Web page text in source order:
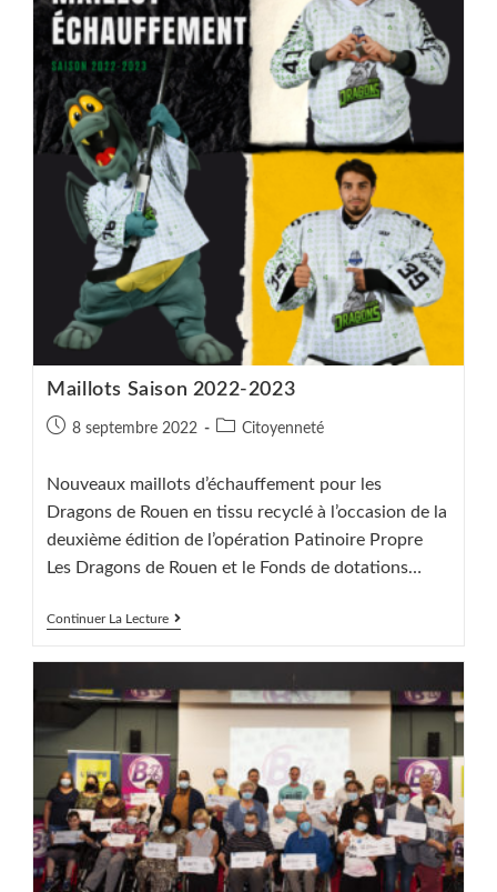
Maillots Saison 2022-2023
Publication
8 septembre 2022
PostCitoyenneté
Nouveaux maillots d’échauffement pour les
Dragons de Rouen en tissu recyclé à l’occasion de la
deuxième édition de l’opération Patinoire Propre
Les Dragons de Rouen et le Fonds de dotations…
Continuer La LectureMaillots